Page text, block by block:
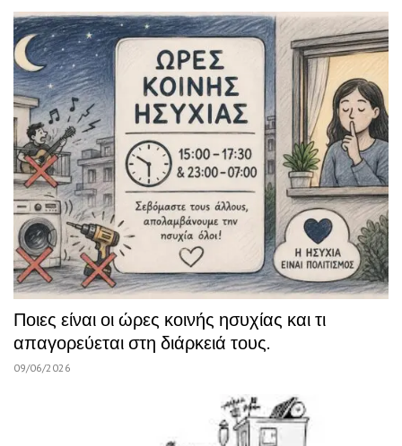
Ποιες είναι οι ώρες κοινής ησυχίας και τι
απαγορεύεται στη διάρκειά τους.
09/06/2026